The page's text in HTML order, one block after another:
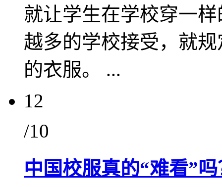
就让学生在学校穿一
越多的学校接受，就
的衣服。 ...
12
/10
中国校服真的“难看”